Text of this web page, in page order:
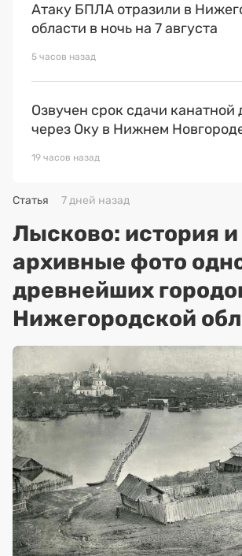
Атаку БПЛА отразили в
области в ночь на 7 августа
5 часов назад
Озвучен срок сдачи канатной
через Оку в Нижнем
19 часов назад
Статья 7 дней назад
Лысково: история и
архивные фото
древнейших
Нижегородской